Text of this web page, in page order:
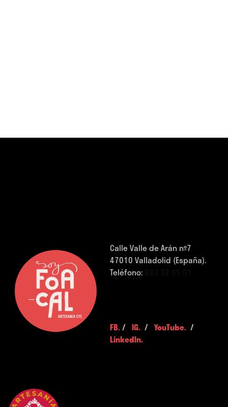
Calle Valle de Arán nº7
47010 Valladolid (España).
Teléfono:
FB. / IG. / YouTube. /
LinkedIn.